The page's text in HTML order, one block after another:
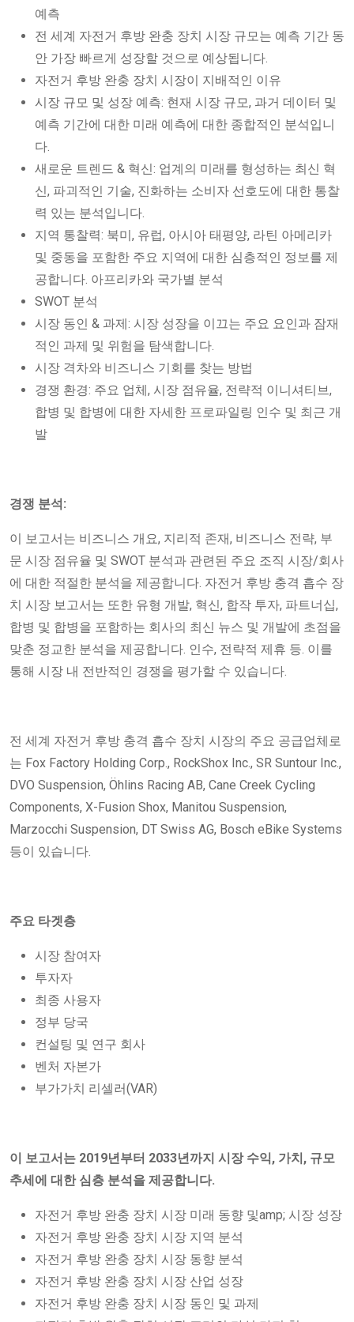
예측
전 세계 자전거 후방 완충 장치 시장 규모는 예측 기간 동
안 가장 빠르게 성장할 것으로 예상됩니다.
자전거 후방 완충 장치 시장이 지배적인 이유
시장 규모 및 성장 예측: 현재 시장 규모, 과거 데이터 및
예측 기간에 대한 미래 예측에 대한 종합적인 분석입니
다.
새로운 트렌드 & 혁신: 업계의 미래를 형성하는 최신 혁
신, 파괴적인 기술, 진화하는 소비자 선호도에 대한 통찰
력 있는 분석입니다.
지역 통찰력: 북미, 유럽, 아시아 태평양, 라틴 아메리카
및 중동을 포함한 주요 지역에 대한 심층적인 정보를 제
공합니다. 아프리카와 국가별 분석
SWOT 분석
시장 동인 & 과제: 시장 성장을 이끄는 주요 요인과 잠재
적인 과제 및 위험을 탐색합니다.
시장 격차와 비즈니스 기회를 찾는 방법
경쟁 환경: 주요 업체, 시장 점유율, 전략적 이니셔티브,
합병 및 합병에 대한 자세한 프로파일링 인수 및 최근 개
발
경쟁 분석:
이 보고서는 비즈니스 개요, 지리적 존재, 비즈니스 전략, 부
문 시장 점유율 및 SWOT 분석과 관련된 주요 조직 시장/회사
에 대한 적절한 분석을 제공합니다. 자전거 후방 충격 흡수 장
치 시장 보고서는 또한 유형 개발, 혁신, 합작 투자, 파트너십,
합병 및 합병을 포함하는 회사의 최신 뉴스 및 개발에 초점을
맞춘 정교한 분석을 제공합니다. 인수, 전략적 제휴 등. 이를
통해 시장 내 전반적인 경쟁을 평가할 수 있습니다.
전 세계 자전거 후방 충격 흡수 장치 시장의 주요 공급업체로
는 Fox Factory Holding Corp., RockShox Inc., SR Suntour Inc.,
DVO Suspension, Öhlins Racing AB, Cane Creek Cycling
Components, X-Fusion Shox, Manitou Suspension,
Marzocchi Suspension, DT Swiss AG, Bosch eBike Systems
등이 있습니다.
주요 타겟층
시장 참여자
투자자
최종 사용자
정부 당국
컨설팅 및 연구 회사
벤처 자본가
부가가치 리셀러(VAR)
이 보고서는 2019년부터 2033년까지 시장 수익, 가치, 규모
추세에 대한 심층 분석을 제공합니다.
자전거 후방 완충 장치 시장 미래 동향 및amp; 시장 성장
자전거 후방 완충 장치 시장 지역 분석
자전거 후방 완충 장치 시장 동향 분석
자전거 후방 완충 장치 시장 산업 성장
자전거 후방 완충 장치 시장 동인 및 과제